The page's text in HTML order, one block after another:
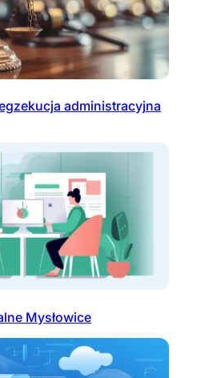
administracyjna
Mysłowice